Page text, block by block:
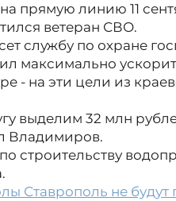
прямую линию 11
ветеран СВО.
службу по охране
максимально
- на эти цели из
выделим 32 млн
Владимиров.
строительству
Ставрополь не будут